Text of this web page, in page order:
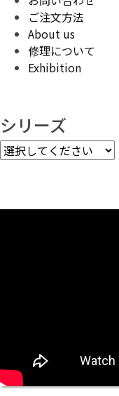
ご注文方法
About us
修理について
Exhibition
シリーズ